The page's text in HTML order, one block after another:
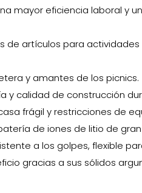
mayor eficiencia laboral y
de artículos para
y amantes de los picnics.
y calidad de construcción
frágil y restricciones de
de iones de litio de
a los golpes, flexible
gracias a sus sólidos